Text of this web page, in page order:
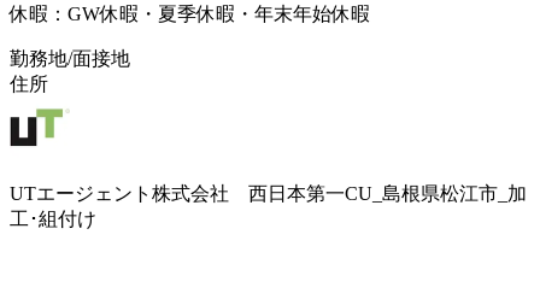
休暇：GW休暇・夏季休暇・年末年始休暇
勤務地/面接地
住所
UTエージェント株式会社 西日本第一CU_島根県松江市_加
工･組付け